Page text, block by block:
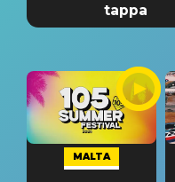
tappa
MALTA